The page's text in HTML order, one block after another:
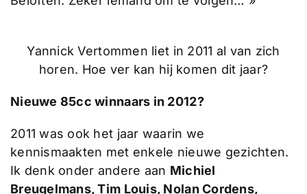
Yannick Vertommen liet in 2011 al van zich
horen. Hoe ver kan hij komen dit jaar?
Nieuwe 85cc winnaars in 2012?
2011 was ook het jaar waarin we
kennismaakten met enkele nieuwe gezichten.
Ik denk onder andere aan Michiel
Breugelmans, Tim Louis, Nolan Cordens,